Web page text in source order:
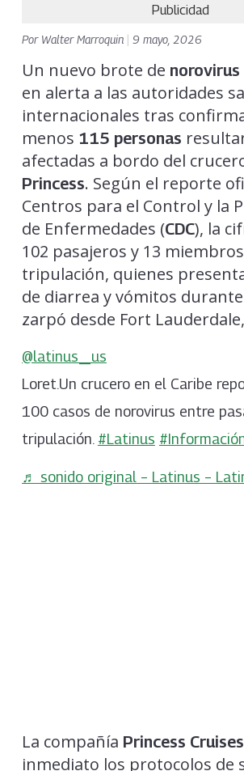
Publicidad
Por Walter Marroquin 9 mayo, 2026
Un nuevo brote de norovirus
en alerta a las autoridades
internacionales tras
menos 115 personas
afectadas a bordo del
Princess. Según el reporte
Centros para el Control y la
de Enfermedades (CDC), la
102 pasajeros y 13
tripulación, quienes
de diarrea y vómitos
zarpó desde Fort
@latinus_us
Loret.Un crucero en el Caribe
100 casos de norovirus entre
tripulación. #Latinus
♬ sonido original – Latinus –
La compañía Princess Cruises
inmediato los protocolos de